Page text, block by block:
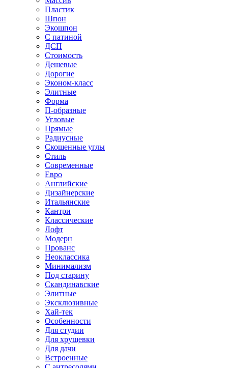
Пластик
Шпон
Экошпон
С патиной
ДСП
Стоимость
Дешевые
Дорогие
Эконом-класс
Элитные
Форма
П-образные
Угловые
Прямые
Радиусные
Скошенные углы
Стиль
Современные
Евро
Английские
Дизайнерские
Итальянские
Кантри
Классические
Лофт
Модерн
Прованс
Неоклассика
Минимализм
Под старину
Скандинавские
Элитные
Эксклюзивные
Хай-тек
Особенности
Для студии
Для хрущевки
Для дачи
Встроенные